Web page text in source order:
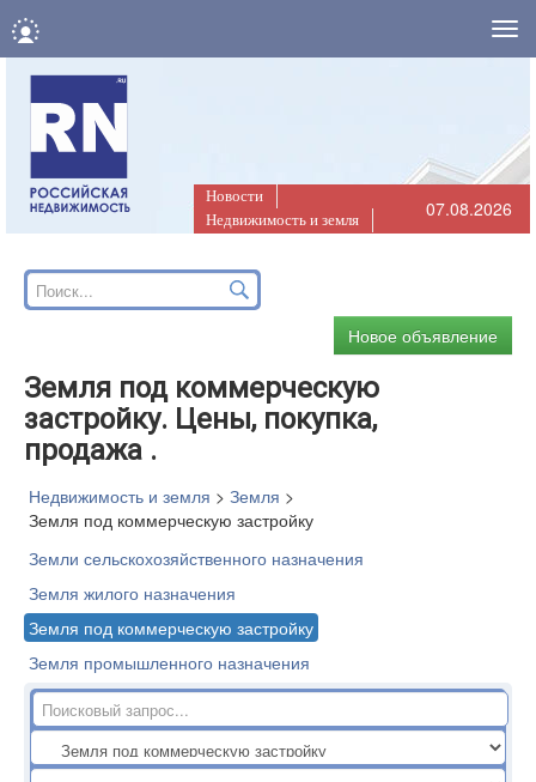
Новости
Недвижимость и земля
07.08.2026
Новое объявление
Земля под коммерческую
застройку. Цены, покупка,
продажа .
Недвижимость и земля > Земля >
Земля под коммерческую застройку
Земли сельскохозяйственного назначения
Земля жилого назначения
Земля под коммерческую застройку
Земля промышленного назначения